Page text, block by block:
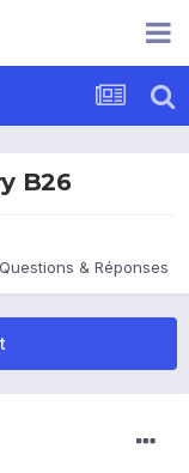
B26
& Réponses